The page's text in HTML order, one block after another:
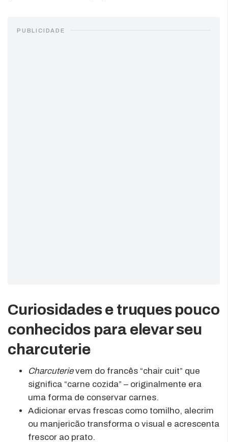
PUBLICIDADE
Curiosidades e truques pouco
conhecidos para elevar seu
charcuterie
Charcuterievem do francês “chair cuit” que
significa “carne cozida” – originalmente era
uma forma de conservar carnes.
Adicionar ervas frescas como tomilho, alecrim
ou manjericão transforma o visual e acrescenta
frescor ao prato.